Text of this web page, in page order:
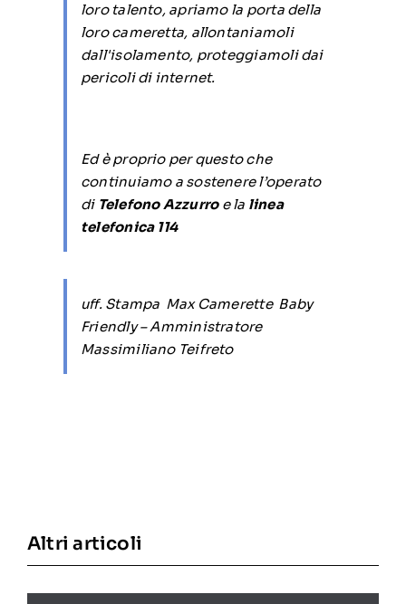
loro talento, apriamo la porta della
loro cameretta, allontaniamoli
dall'isolamento, proteggiamoli dai
pericoli di internet.
Ed è proprio per questo che
continuiamo a sostenere l’operato
di Telefono Azzurroe la linea
telefonica 114
uff. Stampa Max Camerette Baby
Friendly – Amministratore
Massimiliano Teifreto
Altri articoli